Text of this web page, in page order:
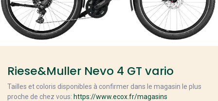
Riese&Muller Nevo 4 GT vario
Tailles et coloris disponibles à confirmer dans le magasin le plus
proche de chez vous: https://www.ecox.fr/magasins